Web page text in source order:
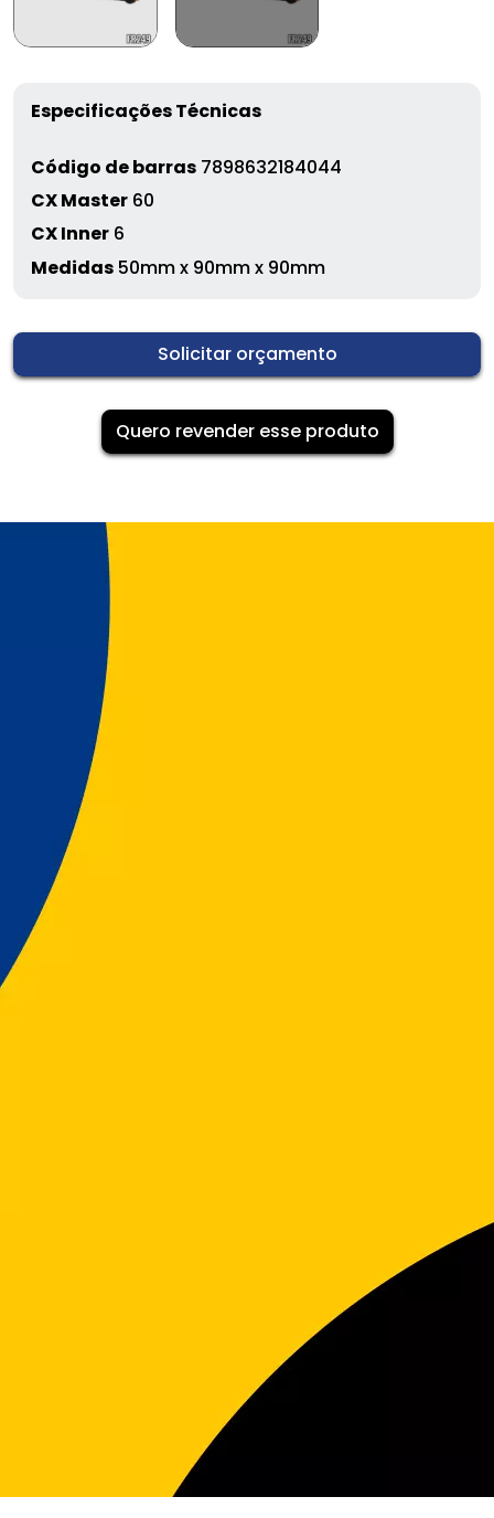
Especificações Técnicas
Código de barras 7898632184044
CX Master 60
CX Inner 6
Medidas 50mm x 90mm x 90mm
Solicitar orçamento
Quero revender esse produto